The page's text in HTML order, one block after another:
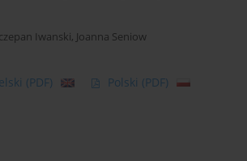
Iwanski, Joanna Seniow
(PDF) Polski (PDF)